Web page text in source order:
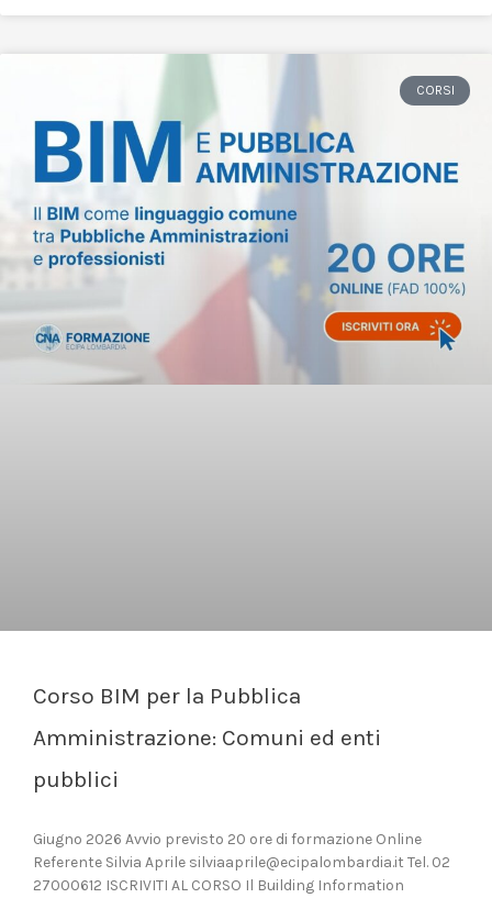
CORSI
Corso BIM per la Pubblica
Amministrazione: Comuni ed enti
pubblici
Giugno 2026 Avvio previsto 20 ore di formazione Online
Referente Silvia Aprile silviaaprile@ecipalombardia.it Tel. 02
27000612 ISCRIVITI AL CORSO Il Building Information